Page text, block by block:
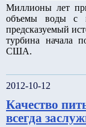
Миллионы лет
объемы воды с
предсказуемый
турбина начала
США.
2012-10-12
Качество
всегда